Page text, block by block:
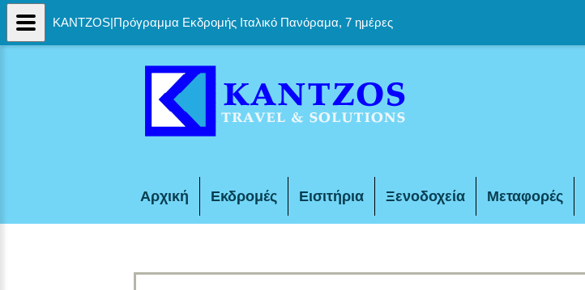
Αρχική Εκδρομές Εισιτήρια Ξενοδοχεία Μεταφορές
KANTZOS|Πρόγραμμα Εκδρομής Ιταλικό Πανόραμα, 7 ημέρες